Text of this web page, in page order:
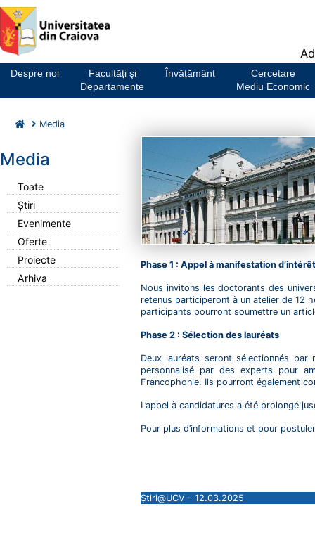
Notă:
Acest
website
un
Despre noi
Facultăţi şi
Departamente
Învățământ
Cercetare
Mediu Economic
Media
Media
Toate
Știri
Evenimente
Oferte
Proiecte
Arhiva
Phase 1 : Appel à manifestation d’intérêt
Nous invitons les doctorants des
retenus participeront à un atelier de 12
participants pourront soumettre un
Phase 2 : Sélection des lauréats
Deux lauréats seront sélectionnés
personnalisé par des experts pour
Francophonie. Ils pourront également
L’appel à candidatures a été prolongé
Pour plus d’informations et pour
Știri@UCV - 12.03.2025